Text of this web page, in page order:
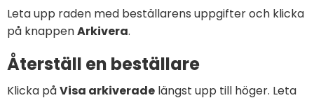
Leta upp raden med beställarens uppgifter och klicka
på knappenArkivera.
Återställ en beställare
Klicka påVisa arkiverade längst upp till höger. Leta